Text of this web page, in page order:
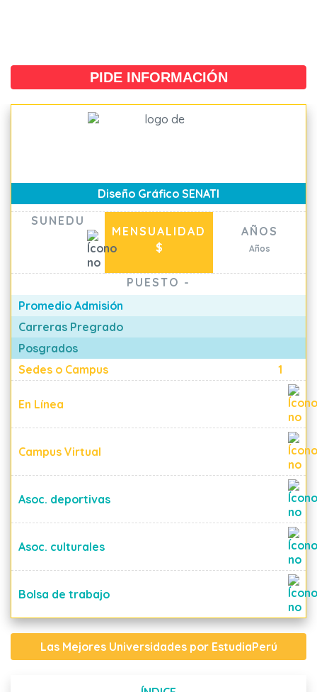
PIDE INFORMACIÓN
Diseño Gráfico SENATI
SUNEDU
MENSUALIDAD
$
AÑOS
Años
PUESTO -
Promedio Admisión
Carreras Pregrado
Posgrados
Sedes o Campus
1
En Línea
Campus Virtual
Asoc. deportivas
Asoc. culturales
Bolsa de trabajo
Las Mejores Universidades por EstudiaPerú